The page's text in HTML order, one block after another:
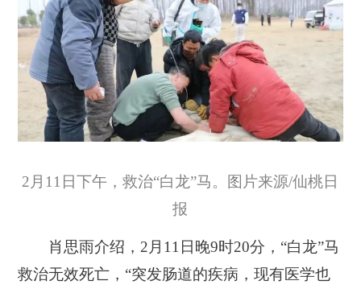
2月11日下午，救治“白龙”马。图片来源/仙桃日
报
肖思雨介绍，2月11日晚9时20分，“白龙”马
救治无效死亡，“突发肠道的疾病，现有医学也